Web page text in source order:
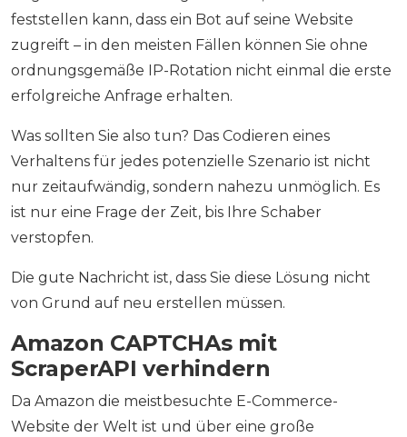
feststellen kann, dass ein Bot auf seine Website
zugreift – in den meisten Fällen können Sie ohne
ordnungsgemäße IP-Rotation nicht einmal die erste
erfolgreiche Anfrage erhalten.
Was sollten Sie also tun? Das Codieren eines
Verhaltens für jedes potenzielle Szenario ist nicht
nur zeitaufwändig, sondern nahezu unmöglich. Es
ist nur eine Frage der Zeit, bis Ihre Schaber
verstopfen.
Die gute Nachricht ist, dass Sie diese Lösung nicht
von Grund auf neu erstellen müssen.
Amazon CAPTCHAs mit
ScraperAPI verhindern
Da Amazon die meistbesuchte E-Commerce-
Website der Welt ist und über eine große